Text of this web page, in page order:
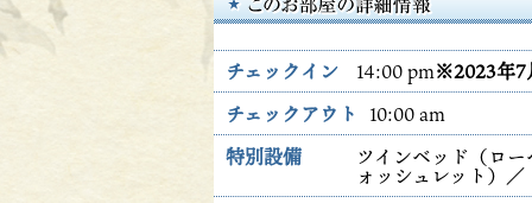
チェックイン 14:00 pm※2023年7
チェックアウト 10:00 am
特別設備
ツインベッド（ロ
ォッシュレット）／